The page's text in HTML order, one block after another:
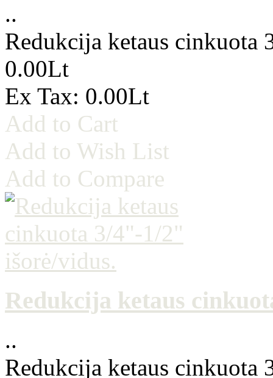
..
Redukcija ketaus cinkuota
0.00Lt
Ex Tax: 0.00Lt
Add to Cart
Add to Wish List
Add to Compare
Redukcija ketaus
..
Redukcija ketaus cinkuota